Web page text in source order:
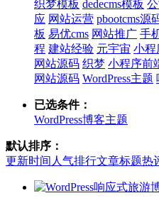
织梦模板 dedecms模板
应 网站运营 pbootcms源
板 易优cms 网站推广 手
程 建站经验 元宇宙 小程
网站源码 织梦 小程序前
网站源码 WordPress主题
已选条件：
WordPress博客主题
默认排序：
更新时间 人气排行文章标题热